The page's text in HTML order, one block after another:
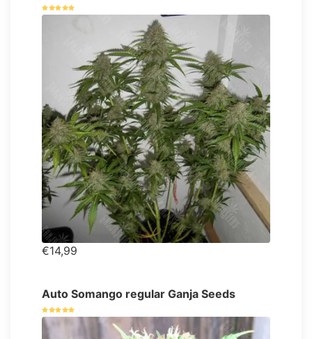
€14,99
Auto Somango regular Ganja Seeds